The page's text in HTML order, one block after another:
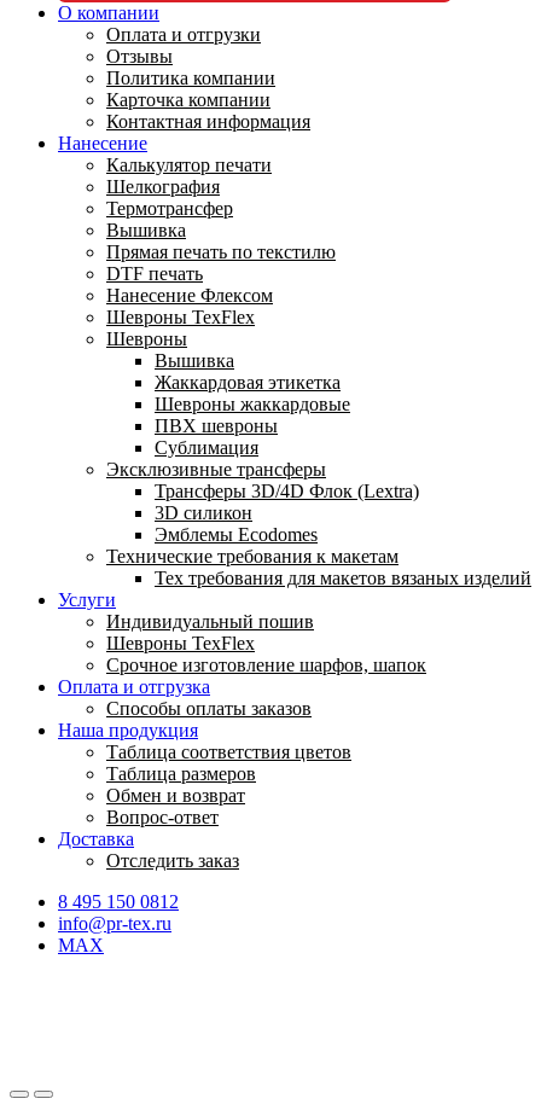
О компании
Оплата и отгрузки
Отзывы
Политика компании
Карточка компании
Контактная информация
Нанесение
Калькулятор печати
Шелкография
Термотрансфер
Вышивка
Прямая печать по текстилю
DTF печать
Нанесение Флексом
Шевроны TexFlex
Шевроны
Вышивка
Жаккардовая этикетка
Шевроны жаккардовые
ПВХ шевроны
Сублимация
Эксклюзивные трансферы
Трансферы 3D/4D Флок (Lextra)
3D силикон
Эмблемы Ecodomes
Технические требования к макетам
Тех требования для макетов вязаных изделий
Услуги
Индивидуальный пошив
Шевроны TexFlex
Срочное изготовление шарфов, шапок
Оплата и отгрузка
Способы оплаты заказов
Наша продукция
Таблица соответствия цветов
Таблица размеров
Обмен и возврат
Вопрос-ответ
Доставка
Отследить заказ
8 495 150 0812
info@pr-tex.ru
MAX